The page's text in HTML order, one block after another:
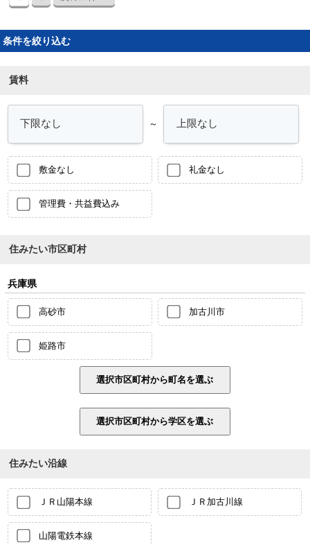
条件を絞り込む
賃料
～
敷金なし 礼金なし
管理費・共益費込み
住みたい市区町村
兵庫県
高砂市 加古川市
姫路市
住みたい沿線
ＪＲ山陽本線 ＪＲ加古川線
山陽電鉄本線